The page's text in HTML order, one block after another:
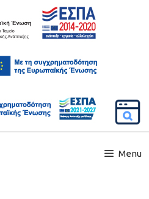
Menu